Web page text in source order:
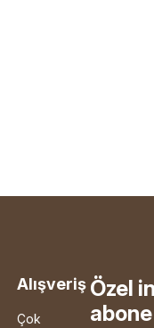
Alışveriş
Çok
Özel